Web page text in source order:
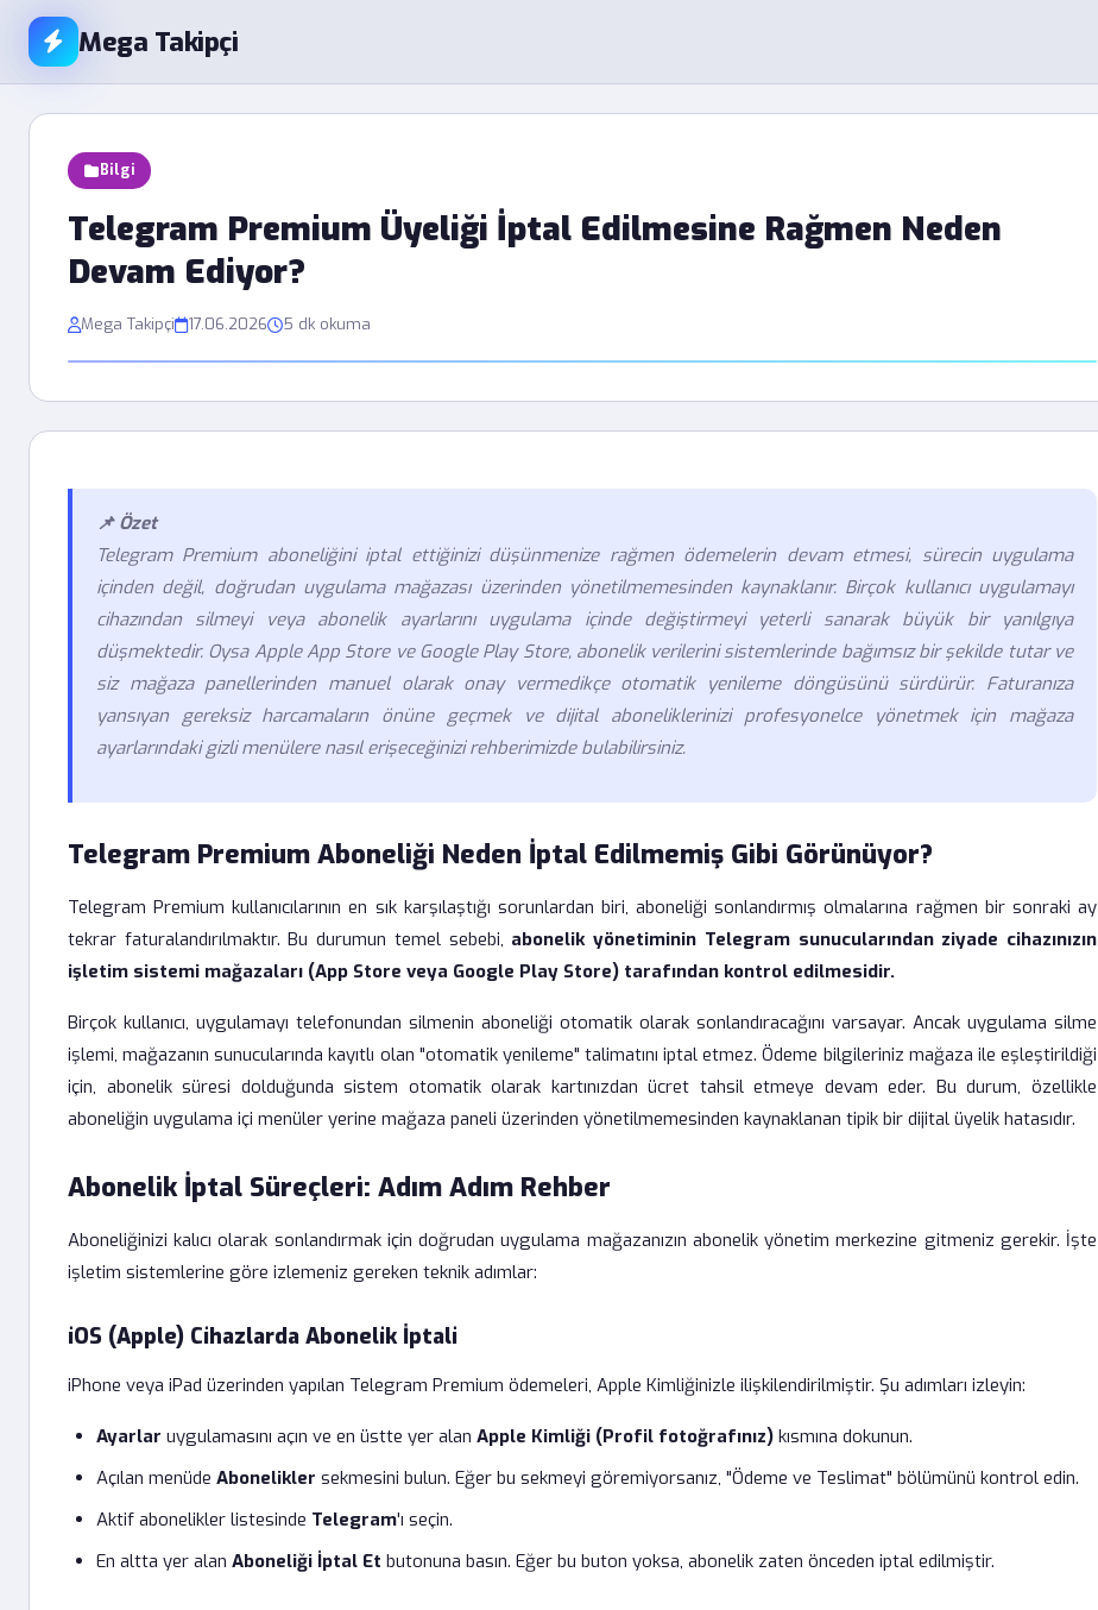
Mega Takipçi
Bilgi
Telegram Premium Üyeliği İptal Edilmesine Rağmen Neden
Devam Ediyor?
Mega Takipçi 17.06.2026 5 dk okuma
📌 Özet
Telegram Premium aboneliğini iptal ettiğinizi düşünmenize rağmen ödemelerin devam etmesi, sürecin uygulama
içinden değil, doğrudan uygulama mağazası üzerinden yönetilmemesinden kaynaklanır. Birçok kullanıcı uygulamayı
cihazından silmeyi veya abonelik ayarlarını uygulama içinde değiştirmeyi yeterli sanarak büyük bir yanılgıya
düşmektedir. Oysa Apple App Store ve Google Play Store, abonelik verilerini sistemlerinde bağımsız bir şekilde tutar ve
siz mağaza panellerinden manuel olarak onay vermedikçe otomatik yenileme döngüsünü sürdürür. Faturanıza
yansıyan gereksiz harcamaların önüne geçmek ve dijital aboneliklerinizi profesyonelce yönetmek için mağaza
ayarlarındaki gizli menülere nasıl erişeceğinizi rehberimizde bulabilirsiniz.
Telegram Premium Aboneliği Neden İptal Edilmemiş Gibi Görünüyor?
Telegram Premium kullanıcılarının en sık karşılaştığı sorunlardan biri, aboneliği sonlandırmış olmalarına rağmen bir sonraki ay
tekrar faturalandırılmaktır. Bu durumun temel sebebi, abonelik yönetiminin Telegram sunucularından ziyade cihazınızın
işletim sistemi mağazaları (App Store veya Google Play Store) tarafından kontrol edilmesidir.
Birçok kullanıcı, uygulamayı telefonundan silmenin aboneliği otomatik olarak sonlandıracağını varsayar. Ancak uygulama silme
işlemi, mağazanın sunucularında kayıtlı olan "otomatik yenileme" talimatını iptal etmez. Ödeme bilgileriniz mağaza ile eşleştirildiği
için, abonelik süresi dolduğunda sistem otomatik olarak kartınızdan ücret tahsil etmeye devam eder. Bu durum, özellikle
aboneliğin uygulama içi menüler yerine mağaza paneli üzerinden yönetilmemesinden kaynaklanan tipik bir dijital üyelik hatasıdır.
Abonelik İptal Süreçleri: Adım Adım Rehber
Aboneliğinizi kalıcı olarak sonlandırmak için doğrudan uygulama mağazanızın abonelik yönetim merkezine gitmeniz gerekir. İşte
işletim sistemlerine göre izlemeniz gereken teknik adımlar:
iOS (Apple) Cihazlarda Abonelik İptali
iPhone veya iPad üzerinden yapılan Telegram Premium ödemeleri, Apple Kimliğinizle ilişkilendirilmiştir. Şu adımları izleyin:
Ayarlar uygulamasını açın ve en üstte yer alan Apple Kimliği (Profil fotoğrafınız) kısmına dokunun.
Açılan menüde Abonelikler sekmesini bulun. Eğer bu sekmeyi göremiyorsanız, "Ödeme ve Teslimat" bölümünü kontrol edin.
Aktif abonelikler listesinde Telegram'ı seçin.
En altta yer alan Aboneliği İptal Et butonuna basın. Eğer bu buton yoksa, abonelik zaten önceden iptal edilmiştir.